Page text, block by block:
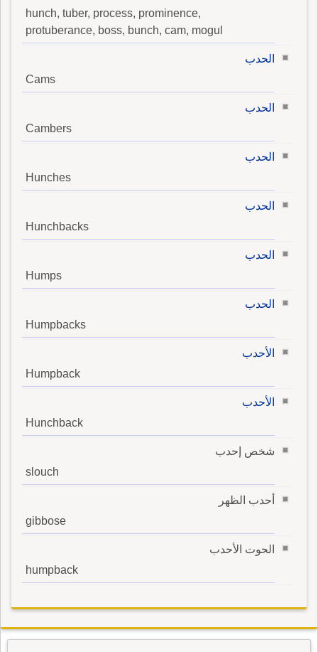
hunch, tuber, process, prominence,
protuberance, boss, bunch, cam, mogul
الحدب
Cams
الحدب
Cambers
الحدب
Hunches
الحدب
Hunchbacks
الحدب
Humps
الحدب
Humpbacks
الأحدب
Humpback
الأحدب
Hunchback
شخص إحدب
slouch
أحدب الظهر
gibbose
الحوت الأحدب
humpback